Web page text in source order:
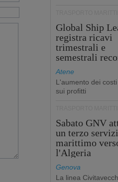
Global Ship
registra ricavi
trimestrali e
semestrali
Atene
L'aumento dei
sui profitti
Sabato GNV
un terzo
marittimo
l'Algeria
Genova
La linea